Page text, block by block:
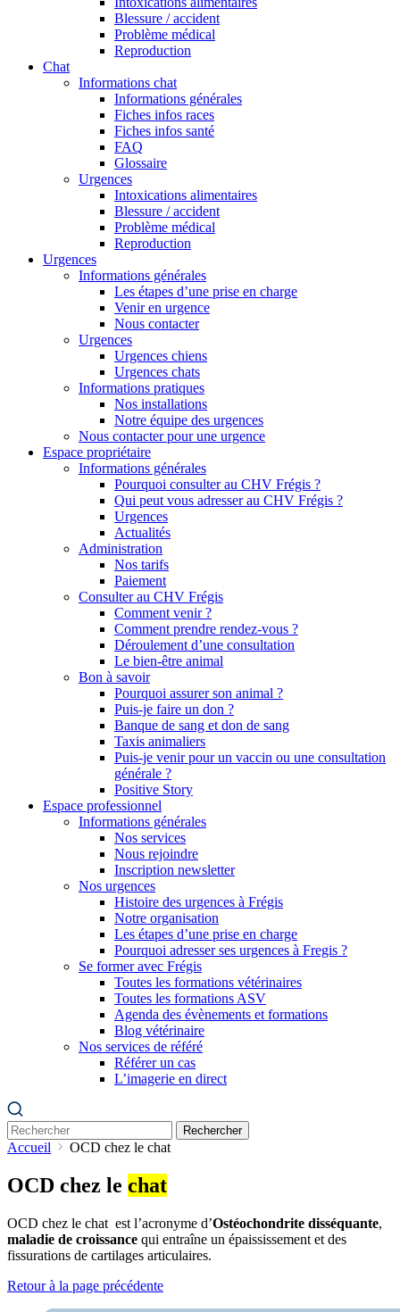
Blessure / accident
Problème médical
Reproduction
Chat
Informations chat
Informations générales
Fiches infos races
Fiches infos santé
FAQ
Glossaire
Urgences
Intoxications alimentaires
Blessure / accident
Problème médical
Reproduction
Urgences
Informations générales
Les étapes d’une prise en charge
Venir en urgence
Nous contacter
Urgences
Urgences chiens
Urgences chats
Informations pratiques
Nos installations
Notre équipe des urgences
Nous contacter pour une urgence
Espace propriétaire
Informations générales
Pourquoi consulter au CHV Frégis ?
Qui peut vous adresser au CHV Frégis ?
Urgences
Actualités
Administration
Nos tarifs
Paiement
Consulter au CHV Frégis
Comment venir ?
Comment prendre rendez-vous ?
Déroulement d’une consultation
Le bien-être animal
Bon à savoir
Pourquoi assurer son animal ?
Puis-je faire un don ?
Banque de sang et don de sang
Taxis animaliers
Puis-je venir pour un vaccin ou une consultation
générale ?
Positive Story
Espace professionnel
Informations générales
Nos services
Nous rejoindre
Inscription newsletter
Nos urgences
Histoire des urgences à Frégis
Notre organisation
Les étapes d’une prise en charge
Pourquoi adresser ses urgences à Fregis ?
Se former avec Frégis
Toutes les formations vétérinaires
Toutes les formations ASV
Agenda des évènements et formations
Blog vétérinaire
Nos services de référé
Référer un cas
L’imagerie en direct
Rechercher
Accueil OCD chez le chat
OCD chez le chat
OCD chez le chat est l’acronyme d’Ostéochondrite disséquante,
maladie de croissance qui entraîne un épaississement et des
fissurations de cartilages articulaires.
Retour à la page précédente